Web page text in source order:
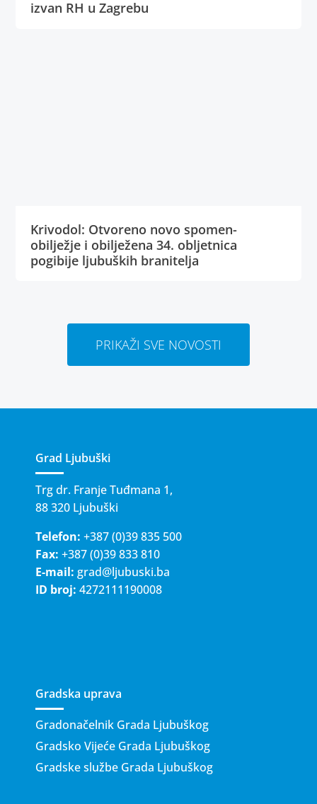
izvan RH u Zagrebu
Krivodol: Otvoreno novo spomen-
obilježje i obilježena 34. obljetnica
pogibije ljubuških branitelja
PRIKAŽI SVE NOVOSTI
Grad Ljubuški
Trg dr. Franje Tuđmana 1,
88 320 Ljubuški
Telefon: +387 (0)39 835 500
Fax: +387 (0)39 833 810
E-mail: grad@ljubuski.ba
ID broj: 4272111190008
Gradska uprava
Gradonačelnik Grada Ljubuškog
Gradsko Vijeće Grada Ljubuškog
Gradske službe Grada Ljubuškog